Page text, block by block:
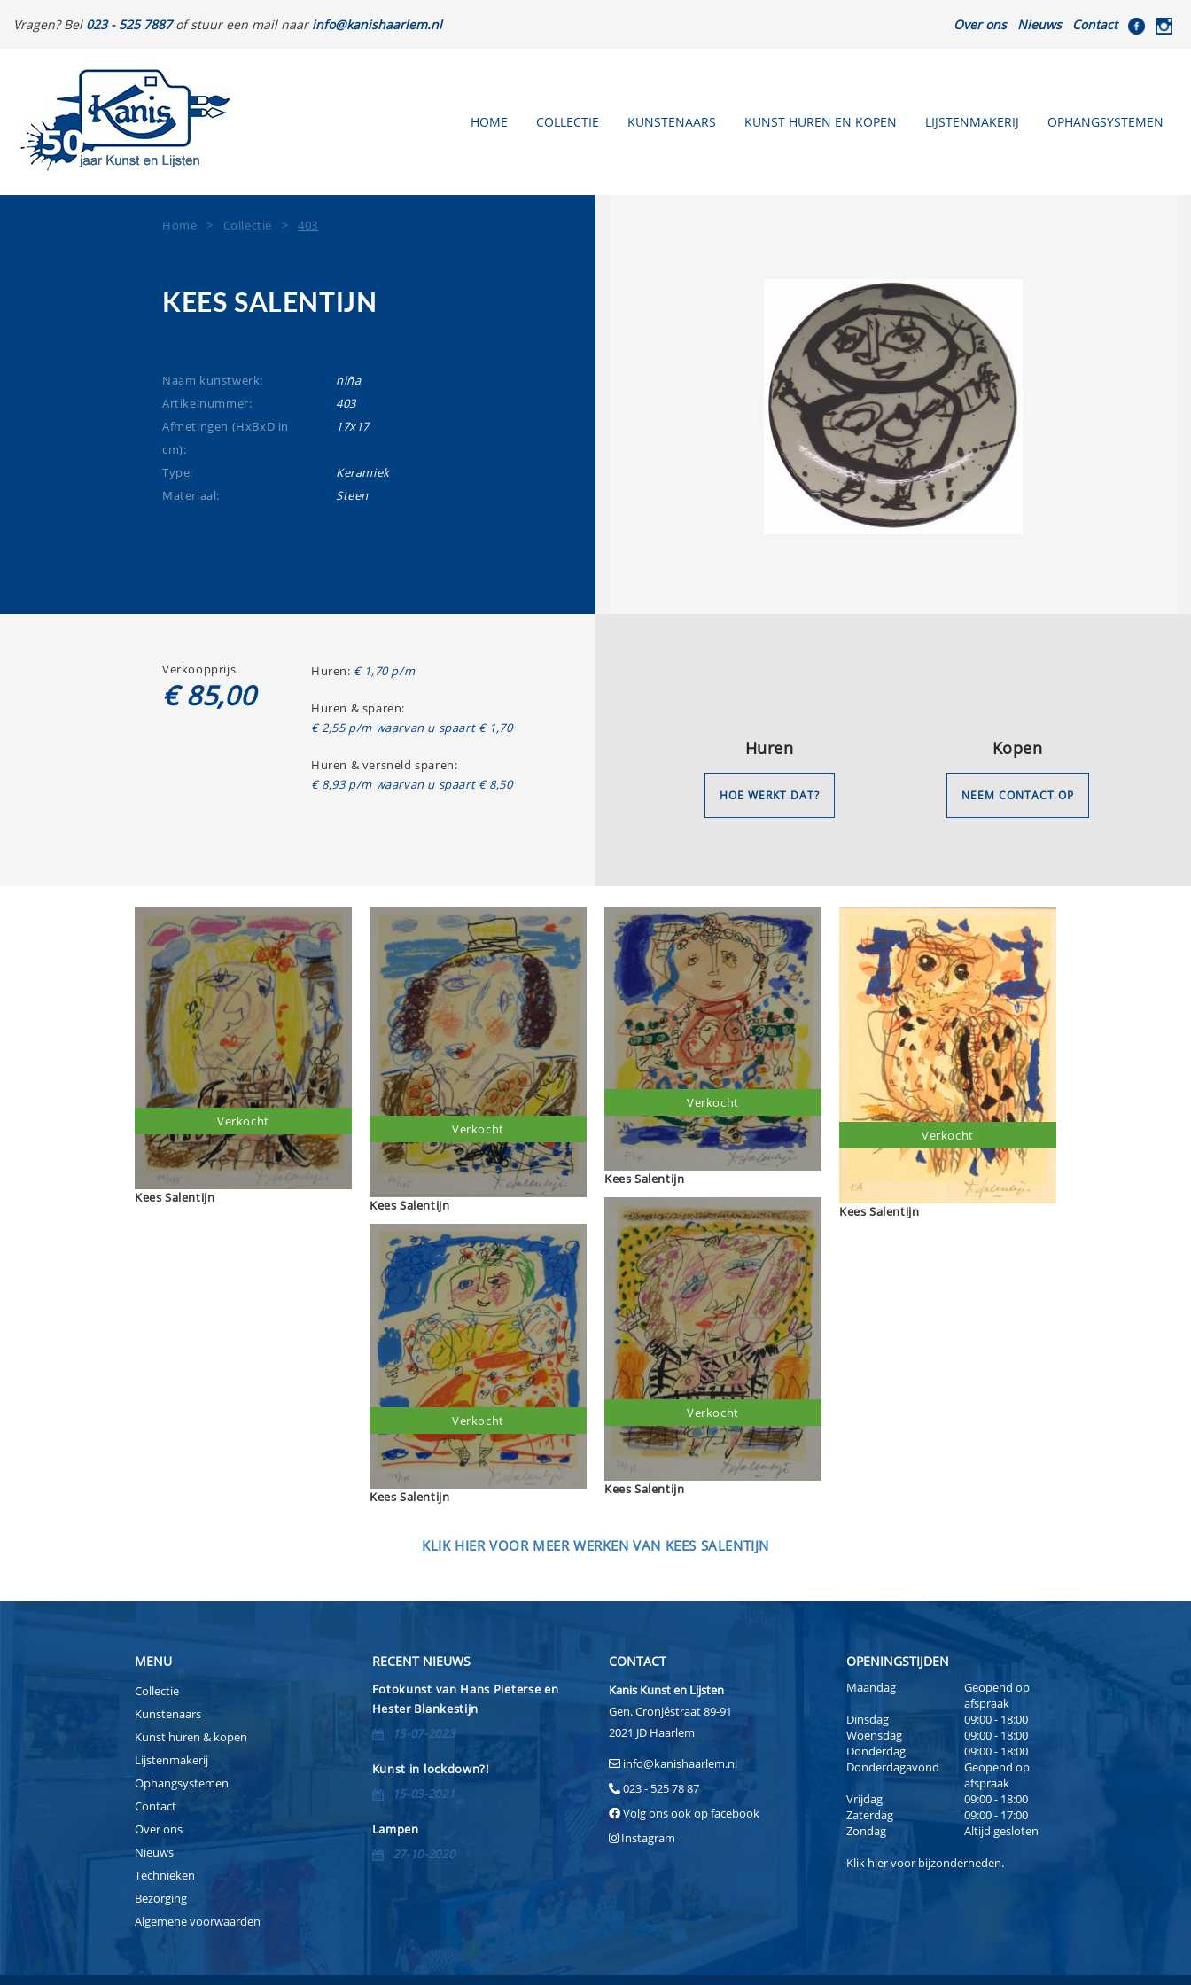
Vragen? Bel 023 - 525 7887of stuur een mail naarinfo@kanishaarlem.nl Over ons Nieuws Contact
HOME COLLECTIE KUNSTENAARS KUNST HUREN EN KOPEN LIJSTENMAKERIJ OPHANGSYSTEMEN
Home > Collectie >403
KEES SALENTIJN
Naam kunstwerk:
niña
Artikelnummer:
403
Afmetingen (HxBxD in
cm):
17x17
Type:
Keramiek
Materiaal:
Steen
Verkoopprijs
€ 85,00
Huren: € 1,70 p/m
Huren & sparen:
€ 2,55 p/m waarvan u spaart € 1,70
Huren & versneld sparen:
€ 8,93 p/m waarvan u spaart € 8,50
Huren
HOE WERKT DAT?
Kopen
NEEM CONTACT OP
Kees Salentijn
Verkocht
Kees Salentijn
Verkocht
Kees Salentijn
Verkocht
Kees Salentijn
Verkocht
Kees Salentijn
Verkocht
Kees Salentijn
Verkocht
KLIK HIER VOOR MEER WERKEN VAN KEES SALENTIJN
MENU
Collectie
Kunstenaars
Kunst huren & kopen
Lijstenmakerij
Ophangsystemen
Contact
Over ons
Nieuws
Technieken
Bezorging
Algemene voorwaarden
RECENT NIEUWS
Fotokunst van Hans Pieterse en
Hester Blankestijn
15-07-2023
Kunst in lockdown?!
15-03-2021
Lampen
27-10-2020
CONTACT
Kanis Kunst en Lijsten
Gen. Cronjéstraat 89-91
2021 JD Haarlem
info@kanishaarlem.nl
023 - 525 78 87
Volg ons ook op facebook
Instagram
OPENINGSTIJDEN
Maandag
Geopend op
afspraak
Dinsdag
09:00 - 18:00
Woensdag
09:00 - 18:00
Donderdag
09:00 - 18:00
Donderdagavond
Geopend op
afspraak
Vrijdag
09:00 - 18:00
Zaterdag
09:00 - 17:00
Zondag
Altijd gesloten
Klik hiervoor bijzonderheden.